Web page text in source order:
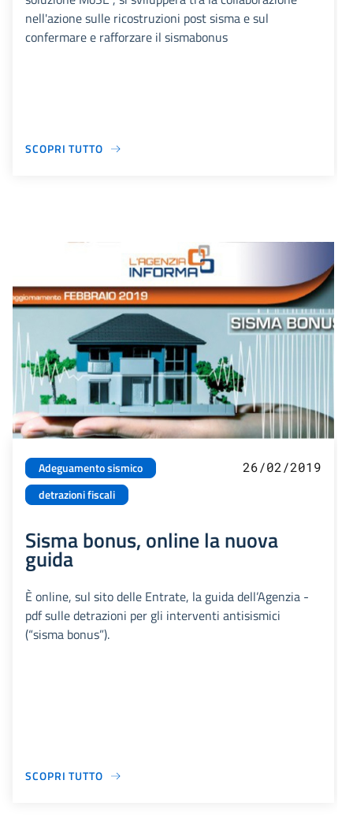
nell'azione sulle ricostruzioni post sisma e sul
confermare e rafforzare il sismabonus
SCOPRI TUTTO
Adeguamento sismico
detrazioni fiscali
26/02/2019
Sisma bonus, online la nuova
guida
È online, sul sito delle Entrate, la guida dell’Agenzia -
pdf sulle detrazioni per gli interventi antisismici
(“sisma bonus”).
SCOPRI TUTTO